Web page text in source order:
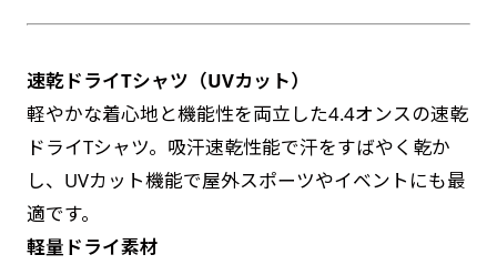
速乾ドライTシャツ（UVカット）
軽やかな着心地と機能性を両立した4.4オンスの速乾
ドライTシャツ。吸汗速乾性能で汗をすばやく乾か
し、UVカット機能で屋外スポーツやイベントにも最
適です。
軽量ドライ素材
ます。（レギュラーのれん縦50cm／レギュラー
スリムのれん縦30cm）お店の入口付近の装飾に
是非！
お急ぎ［ +330円 ］
お急ぎは翌営業日発送（基本12時締め切り)枚数
によって対応できない場合、ギリギリでも対応
できる場合もあります。防炎加工、トロピカル
生地は対応不可です。